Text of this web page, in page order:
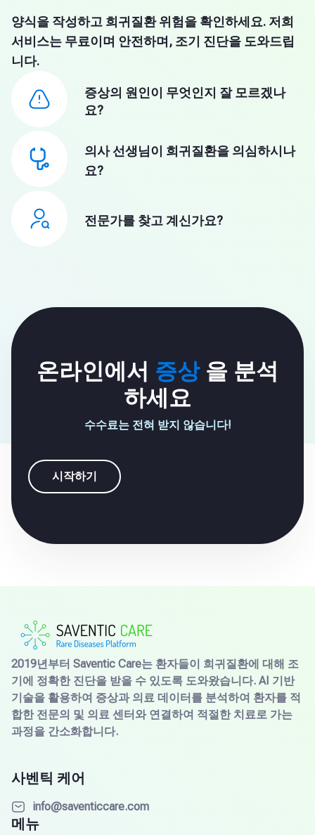
양식을 작성하고 희귀질환 위험을 확인하세요. 저희
서비스는 무료이며 안전하며, 조기 진단을 도와드립
니다.
증상의 원인이 무엇인지 잘 모르겠나
요?
의사 선생님이 희귀질환을 의심하시나
요?
전문가를 찾고 계신가요?
온라인에서 증상을 분석
하세요
수수료는 전혀 받지 않습니다!
시작하기
2019년부터 Saventic Care는 환자들이 희귀질환에 대해 조
기에 정확한 진단을 받을 수 있도록 도와왔습니다. AI 기반
기술을 활용하여 증상과 의료 데이터를 분석하여 환자를 적
합한 전문의 및 의료 센터와 연결하여 적절한 치료로 가는
과정을 간소화합니다.
사벤틱 케어
info@saventiccare.com
메뉴